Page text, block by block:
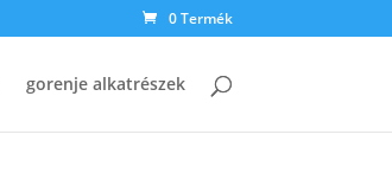
0 Termék
gorenje alkatrészek